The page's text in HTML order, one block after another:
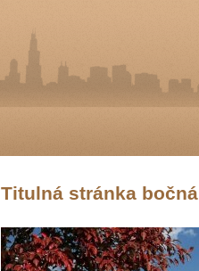
Titulná stránka bočná